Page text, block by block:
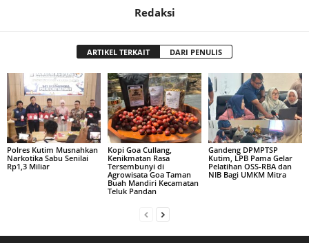
Redaksi
ARTIKEL TERKAIT DARI PENULIS
Polres Kutim Musnahkan
Narkotika Sabu Senilai
Rp1,3 Miliar
Kopi Goa Cullang,
Kenikmatan Rasa
Tersembunyi di
Agrowisata Goa Taman
Buah Mandiri Kecamatan
Teluk Pandan
Gandeng DPMPTSP
Kutim, LPB Pama Gelar
Pelatihan OSS-RBA dan
NIB Bagi UMKM Mitra